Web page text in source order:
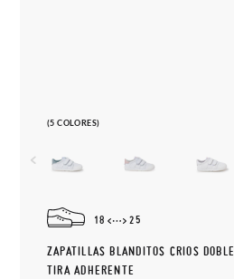
(5 COLORES)
18 25
ZAPATILLAS BLANDITOS CRIOS DOBLE
TIRA ADHERENTE